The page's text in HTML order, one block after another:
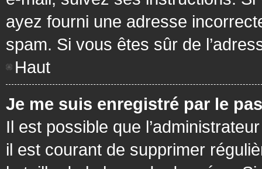
ayez fourni une adresse
spam. Si vous êtes sûr de
Haut
Je me suis enregistré par le
Il est possible que
il est courant de supprimer